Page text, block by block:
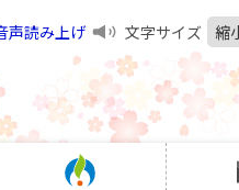
声読み上げ 文字サイズ 縮